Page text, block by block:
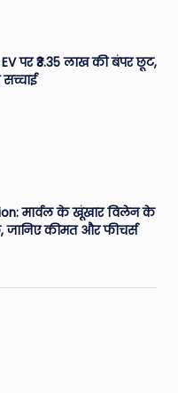
पर ₹3.35 लाख की बंपर छूट,
मार्वल के खूंखार विलेन के
कीमत और फीचर्स